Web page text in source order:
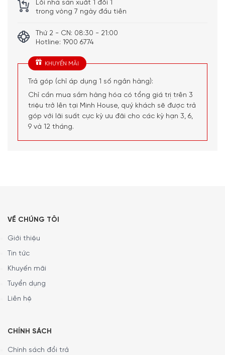
Lỗi nhà sản xuất 1 đổi 1
trong vòng 7 ngày đầu tiên
Thứ 2 - CN: 08:30 - 21:00
Hotline: 1900 6774
KHUYẾN MÃI
Trả góp (chỉ áp dụng 1 số ngân hàng):
Chỉ cần mua sắm hàng hóa có tổng giá trị trên 3
triệu trở lên tại Minh House, quý khách sẽ được trả
góp với lãi suất cực kỳ ưu đãi cho các kỳ hạn 3, 6,
9 và 12 tháng.
VỀ CHÚNG TÔI
Giới thiệu
Tin tức
Khuyến mãi
Tuyển dụng
Liên hệ
CHÍNH SÁCH
Chính sách đổi trả